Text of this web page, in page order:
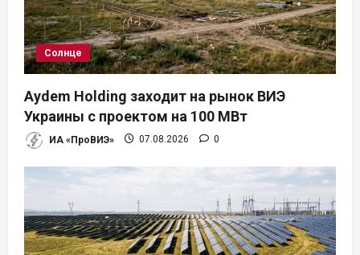
Солнце
Aydem Holding заходит на рынок ВИЭ
Украины с проектом на 100 МВт
ИА «ПроВИЭ» 07.08.2026 0